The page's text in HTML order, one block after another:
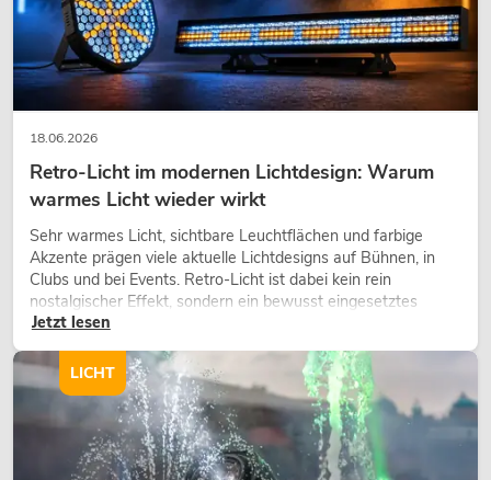
18.06.2026
Retro-Licht im modernen Lichtdesign: Warum
warmes Licht wieder wirkt
Sehr warmes Licht, sichtbare Leuchtflächen und farbige
Akzente prägen viele aktuelle Lichtdesigns auf Bühnen, in
Clubs und bei Events. Retro-Licht ist dabei kein rein
nostalgischer Effekt, sondern ein bewusst eingesetztes
Gestaltungsmittel: Es schafft Atmosphäre, gibt Szenen
wirken lassen.
Jetzt lesen
LICHT